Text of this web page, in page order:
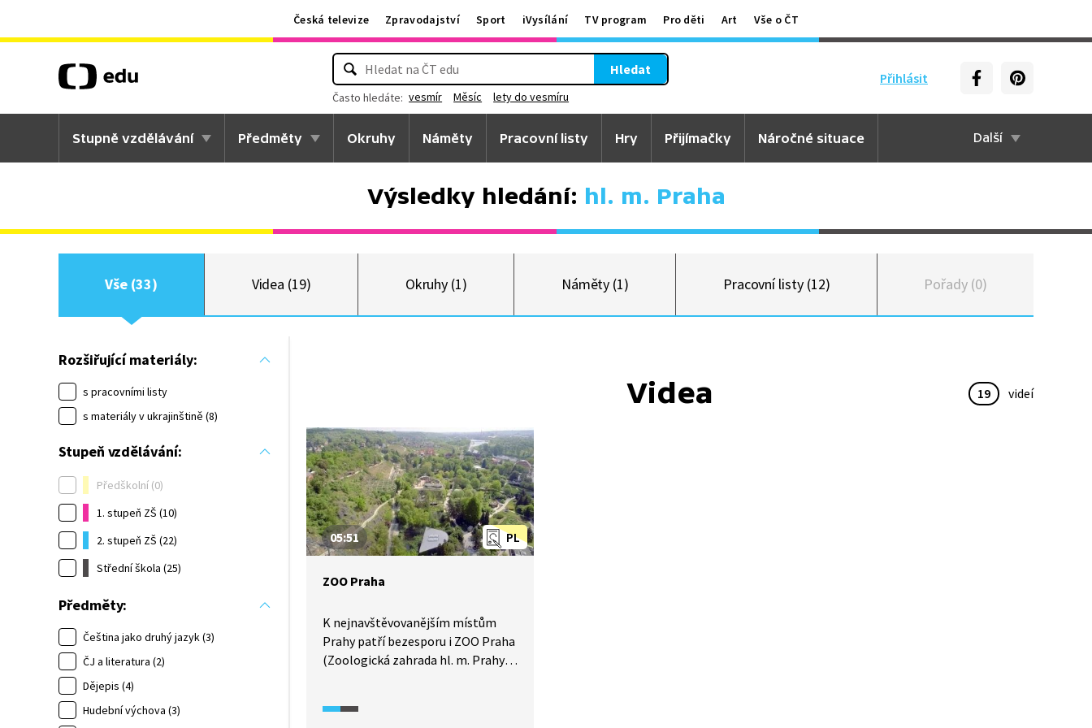
Česká televize Zpravodajství Sport iVysílání TV program Pro děti Art Vše o ČT
Přihlásit
Hledat
Často hledáte: vesmír Měsíc lety do vesmíru
Stupně vzdělávání Předměty Okruhy Náměty Pracovní listy Hry Přijímačky Náročné situace Další
Výsledky hledání: hl. m. Praha
Vše (33) Videa (19) Okruhy (1) Náměty (1) Pracovní listy (12) Pořady (0)
Rozšiřující materiály:
s pracovními listy
s materiály v ukrajinštině (8)
Stupeň vzdělávání:
Předškolní (0)
1. stupeň ZŠ (10)
2. stupeň ZŠ (22)
Střední škola (25)
Předměty:
Čeština jako druhý jazyk (3)
ČJ a literatura (2)
Dějepis (4)
Hudební výchova (3)
Videa 19 videí
PL
05:51
ZOO Praha
K nejnavštěvovanějším místům
Prahy patří bezesporu i ZOO Praha
(Zoologická zahrada hl. m. Prahy).
a expozicemi, která se snaží